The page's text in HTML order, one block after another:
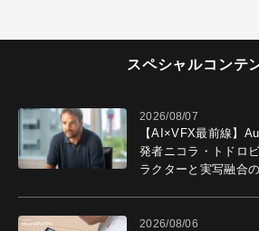
スペシャルコンテ
2026/08/07
【AI×VFX最前線】
発者ニコラ・トドロ
ラクターと実写融合
2026/08/06